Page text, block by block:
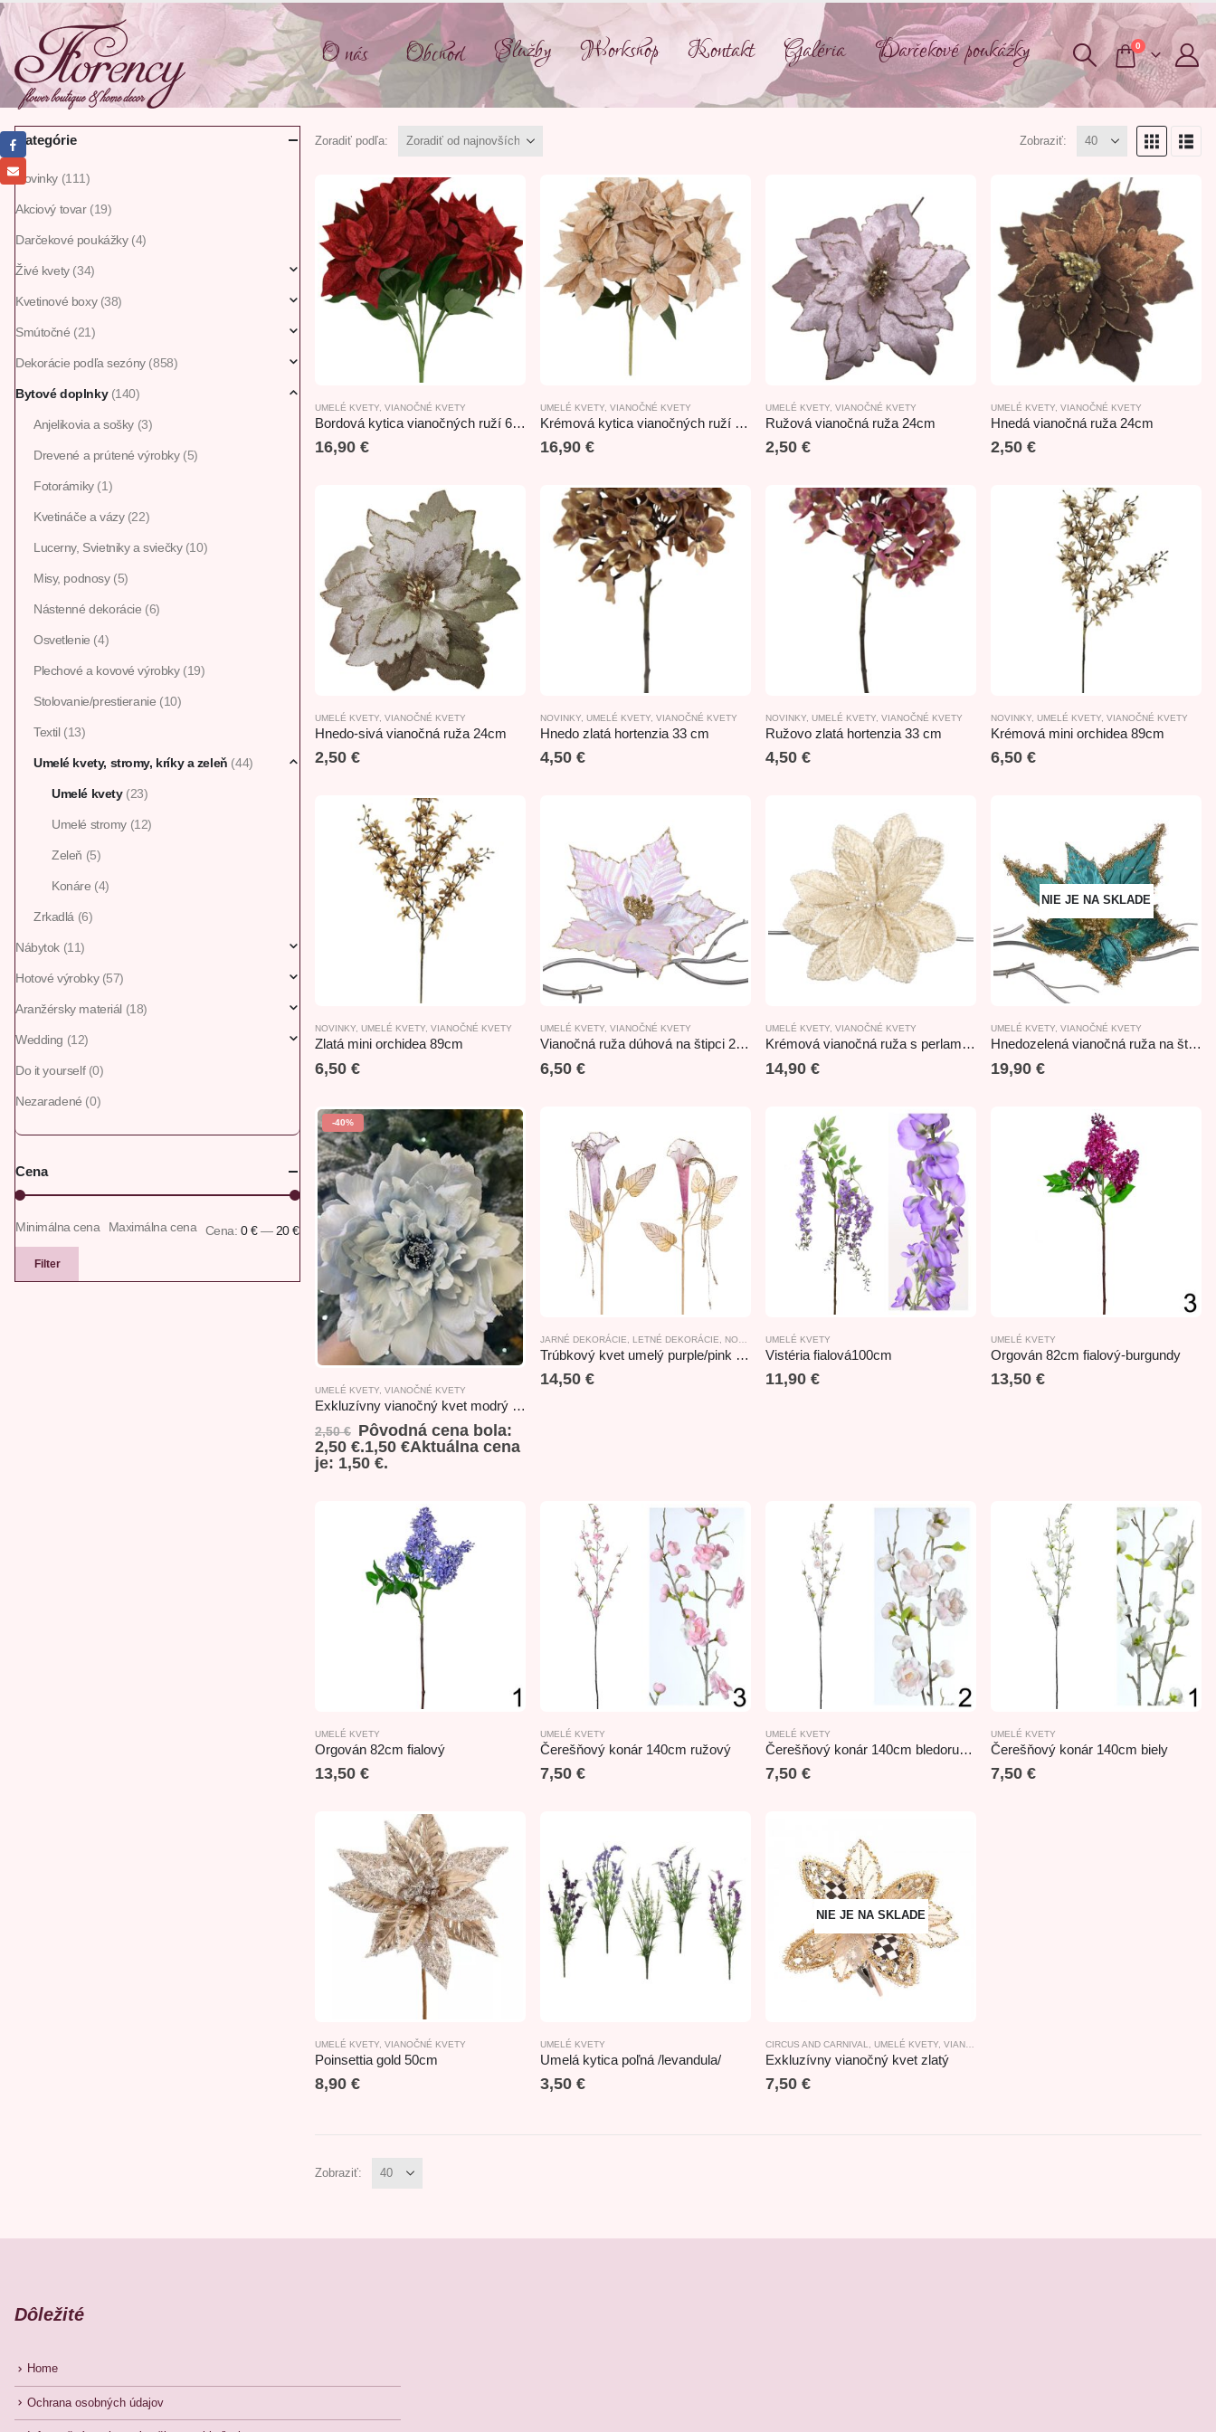
O nás Obchod Služby Workshop Kontakt Galéria Darčekové poukážky 0
Zoradiť podľa: Zobraziť:
UMELÉ KVETY VIANOČNÉ KVETY
Bordová kytica vianočných ruží 65cm
16,90 €
UMELÉ KVETY VIANOČNÉ KVETY
Krémová kytica vianočných ruží 65cm
16,90 €
UMELÉ KVETY VIANOČNÉ KVETY
Ružová vianočná ruža 24cm
2,50 €
UMELÉ KVETY VIANOČNÉ KVETY
Hnedá vianočná ruža 24cm
2,50 €
UMELÉ KVETY VIANOČNÉ KVETY
Hnedo-sivá vianočná ruža 24cm
2,50 €
NOVINKY UMELÉ KVETY VIANOČNÉ KVETY
Hnedo zlatá hortenzia 33 cm
4,50 €
NOVINKY UMELÉ KVETY VIANOČNÉ KVETY
Ružovo zlatá hortenzia 33 cm
4,50 €
NOVINKY UMELÉ KVETY VIANOČNÉ KVETY
Krémová mini orchidea 89cm
6,50 €
NOVINKY, UMELÉ KVETY, VIANOČNÉ KVETY
Zlatá mini orchidea 89cm
6,50 €
UMELÉ KVETY, VIANOČNÉ KVETY
Vianočná ruža dúhová na štipci 27cm
6,50 €
UMELÉ KVETY, VIANOČNÉ KVETY
Krémová vianočná ruža s perlami na štipci 28cm
14,90 €
NIE JE NA SKLADE
UMELÉ KVETY, VIANOČNÉ KVETY
Hnedozelená vianočná ruža na štipci 30cm
19,90 €
-40%
UMELÉ KVETY, VIANOČNÉ KVETY
Exkluzívny vianočný kvet modrý 18x30cm
2,50€ Pôvodná cena bola:
2,50 €.1,50 €Aktuálna cena
je: 1,50 €.
JARNÉ DEKORÁCIE LETNÉ DEKORÁCIE NOVINKY ,UMELÉ KVETY
Trúbkový kvet umelý purple/pink 53cm
14,50 €
UMELÉ KVETY
Vistéria fialová100cm
11,90 €
UMELÉ KVETY
Orgován 82cm fialový-burgundy
13,50 €
UMELÉ KVETY
Orgován 82cm fialový
13,50 €
UMELÉ KVETY
Čerešňový konár 140cm ružový
7,50 €
UMELÉ KVETY
Čerešňový konár 140cm bledoružový
7,50 €
UMELÉ KVETY
Čerešňový konár 140cm biely
7,50 €
UMELÉ KVETY VIANOČNÉ KVETY
Poinsettia gold 50cm
8,90 €
UMELÉ KVETY
Umelá kytica poľná /levandula/
3,50 €
NIE JE NA SKLADE
CIRCUS AND CARNIVAL UMELÉ KVETY VIANOČNÉ KVETY
Exkluzívny vianočný kvet zlatý
7,50 €
Zobraziť:
Kategórie
Novinky (111)
Akciový tovar (19)
Darčekové poukážky (4)
Živé kvety (34)
Kvetinové boxy (38)
Smútočné (21)
Dekorácie podľa sezóny (858)
Bytové doplnky (140)
Anjelikovia a sošky (3)
Drevené a prútené výrobky (5)
Fotorámiky (1)
Kvetináče a vázy (22)
Lucerny, Svietniky a sviečky (10)
Misy, podnosy (5)
Nástenné dekorácie (6)
Osvetlenie (4)
Plechové a kovové výrobky (19)
Stolovanie/prestieranie (10)
Textil (13)
Umelé kvety, stromy, kríky a zeleň (44)
Umelé kvety (23)
Umelé stromy (12)
Zeleň (5)
Konáre (4)
Zrkadlá (6)
Nábytok (11)
Hotové výrobky (57)
Aranžérsky materiál (18)
Wedding (12)
Do it yourself (0)
Nezaradené (0)
Cena
Minimálna cena Maximálna cena
Filter
Cena: 0 €— 20 €
Dôležité
Home
Ochrana osobných údajov